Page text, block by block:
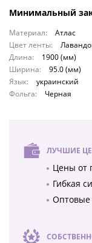
Минимальный
Материал:
Атлас
Цвет ленты:
Длина:
1900 (мм)
Ширина:
95.0 (мм)
Язык:
украинский
Фольга:
Черная
ЛУЧШИЕ
Цены от
Гибкая